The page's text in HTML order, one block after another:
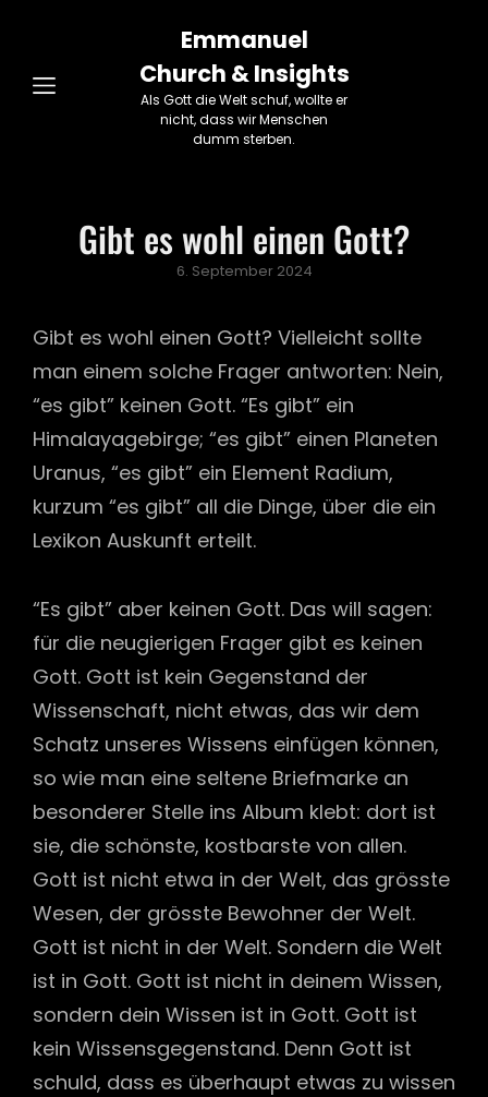
Emmanuel
Church & Insights
Als Gott die Welt schuf, wollte er
nicht, dass wir Menschen
dumm sterben.
Gibt es wohl einen Gott?
Posted
6. September 2024
Gibt es wohl einen Gott? Vielleicht sollte
man einem solche Frager antworten: Nein,
“es gibt” keinen Gott. “Es gibt” ein
Himalayagebirge; “es gibt” einen Planeten
Uranus, “es gibt” ein Element Radium,
kurzum “es gibt” all die Dinge, über die ein
Lexikon Auskunft erteilt.
“Es gibt” aber keinen Gott. Das will sagen:
für die neugierigen Frager gibt es keinen
Gott. Gott ist kein Gegenstand der
Wissenschaft, nicht etwas, das wir dem
Schatz unseres Wissens einfügen können,
so wie man eine seltene Briefmarke an
besonderer Stelle ins Album klebt: dort ist
sie, die schönste, kostbarste von allen.
Gott ist nicht etwa in der Welt, das grösste
Wesen, der grösste Bewohner der Welt.
Gott ist nicht in der Welt. Sondern die Welt
ist in Gott. Gott ist nicht in deinem Wissen,
sondern dein Wissen ist in Gott. Gott ist
kein Wissensgegenstand. Denn Gott ist
schuld, dass es überhaupt etwas zu wissen